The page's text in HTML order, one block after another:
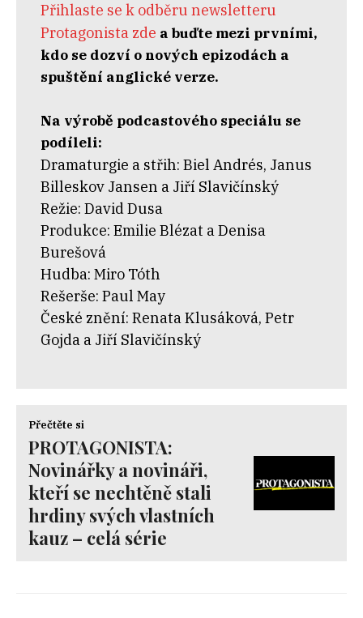
Přihlaste se k odběru newsletteru
Protagonista zde a buďte mezi prvními,
kdo se dozví o nových epizodách a
spuštění anglické verze.
Na výrobě podcastového speciálu se
podíleli:
Dramaturgie a střih: Biel Andrés, Janus
Billeskov Jansen a Jiří Slavičínský
Režie: David Dusa
Produkce: Emilie Blézat a Denisa
Burešová
Hudba: Miro Tóth
Rešerše: Paul May
České znění: Renata Klusáková, Petr
Gojda a Jiří Slavičínský
Přečtěte si
PROTAGONISTA:
Novinářky a novináři,
kteří se nechtěně stali
hrdiny svých vlastních
kauz – celá série